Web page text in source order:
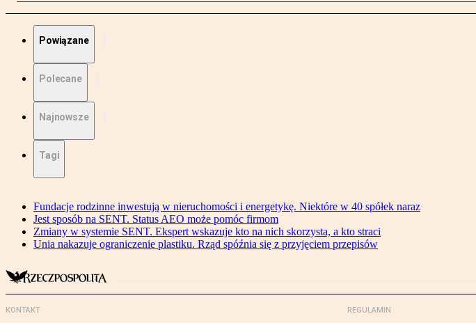
Powiązane
Polecane
Najnowsze
Tagi
Fundacje rodzinne inwestują w nieruchomości i energetykę. Niektóre w 40 spółek naraz
Jest sposób na SENT. Status AEO może pomóc firmom
Zmiany w systemie SENT. Ekspert wskazuje kto na nich skorzysta, a kto straci
Unia nakazuje ograniczenie plastiku. Rząd spóźnia się z przyjęciem przepisów
KONTAKT REGULAMIN